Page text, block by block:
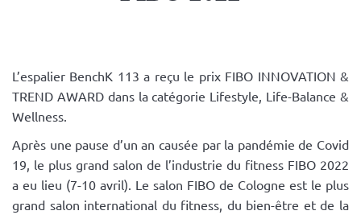
L’espalier BenchK 113 a reçu le prix FIBO INNOVATION &
TREND AWARD dans la catégorie Lifestyle, Life-Balance &
Wellness.
Après une pause d’un an causée par la pandémie de Covid
19, le plus grand salon de l’industrie du fitness FIBO 2022
a eu lieu (7-10 avril). Le salon FIBO de Cologne est le plus
grand salon international du fitness, du bien-être et de la